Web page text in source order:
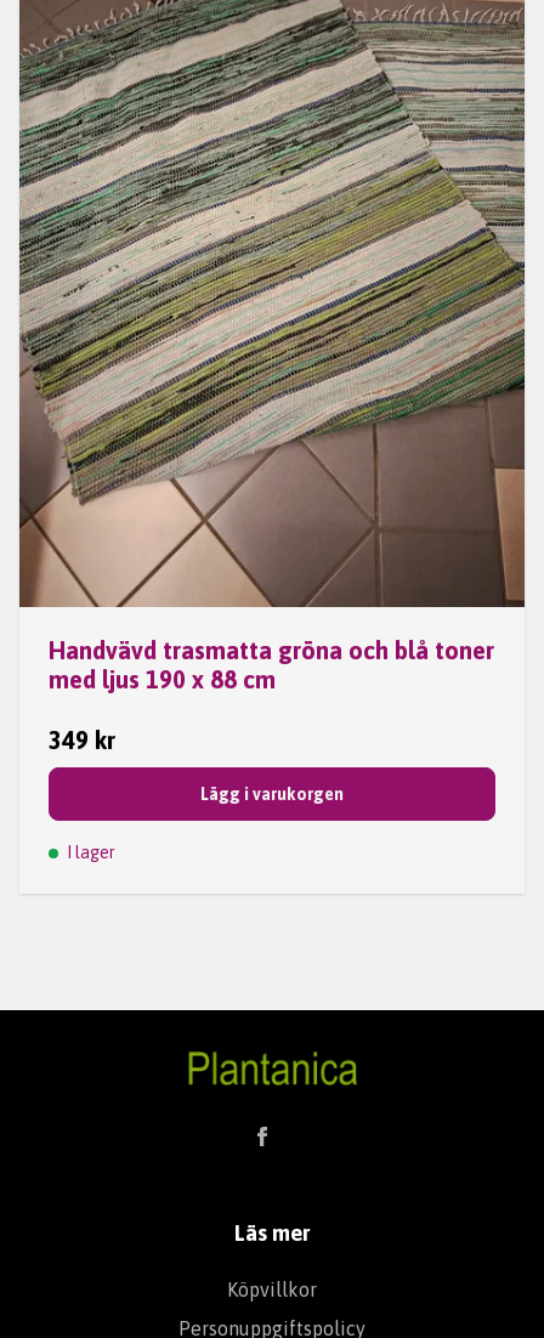
Handvävd trasmatta gröna och blå toner
med ljus 190 x 88 cm
349 kr
Lägg i varukorgen
I lager
Läs mer
Köpvillkor
Personuppgiftspolicy